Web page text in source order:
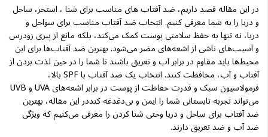
در این مقاله قصد داریم، ضد آفتاب های مناسب برای شنا ، استخر، ساحل
و دریا را به شما معرفی کنیم. انتخاب ضد آفتاب مناسب برای سواحل و
دریا، نه تنها به حفظ سلامتی پوست کمک می‌کند، بلکه مانع از پیری زودرس
و آسیب‌های ناشی از اشعه‌های مضر می‌شود. بهترین ضد آفتاب‌ها برای این
محیط‌ها باید مقاوم در برابر آب و تعریق باشند تا شما را در حین لذت بردن از
آفتاب و آب، محافظت کنند. انتخاب یک ضد آفتاب با SPF بالا،
فرمولاسیون سبک و قدرت حفاظت از پوست در برابر اشعه‌های UVA و UVB
می‌تواند تجربه تابستانی شما را ایمن و بی‌دغدغه کنددر این مقاله، بهترین
ضد آفتاب برای ساحل و دریا وحتی شنا کردن را معرفی می‌کنیم که ویژگی
ضد آب و ضد تعریق دارند.